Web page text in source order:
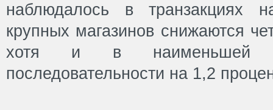
наблюдалось в транзакциях
крупных магазинов снижаются
хотя и в наименьшей
последовательности на 1,2